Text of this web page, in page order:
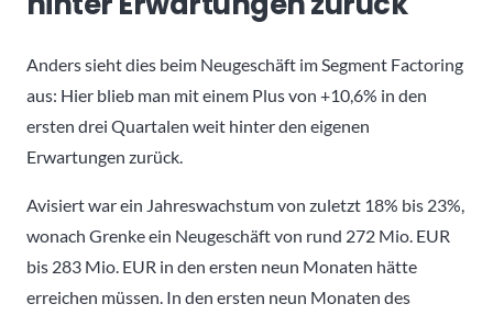
Anders sieht dies beim Neugeschäft im Segment Factoring
aus: Hier blieb man mit einem Plus von +10,6% in den
ersten drei Quartalen weit hinter den eigenen
Erwartungen zurück.
Avisiert war ein Jahreswachstum von zuletzt 18% bis 23%,
wonach Grenke ein Neugeschäft von rund 272 Mio. EUR
bis 283 Mio. EUR in den ersten neun Monaten hätte
erreichen müssen. In den ersten neun Monaten des